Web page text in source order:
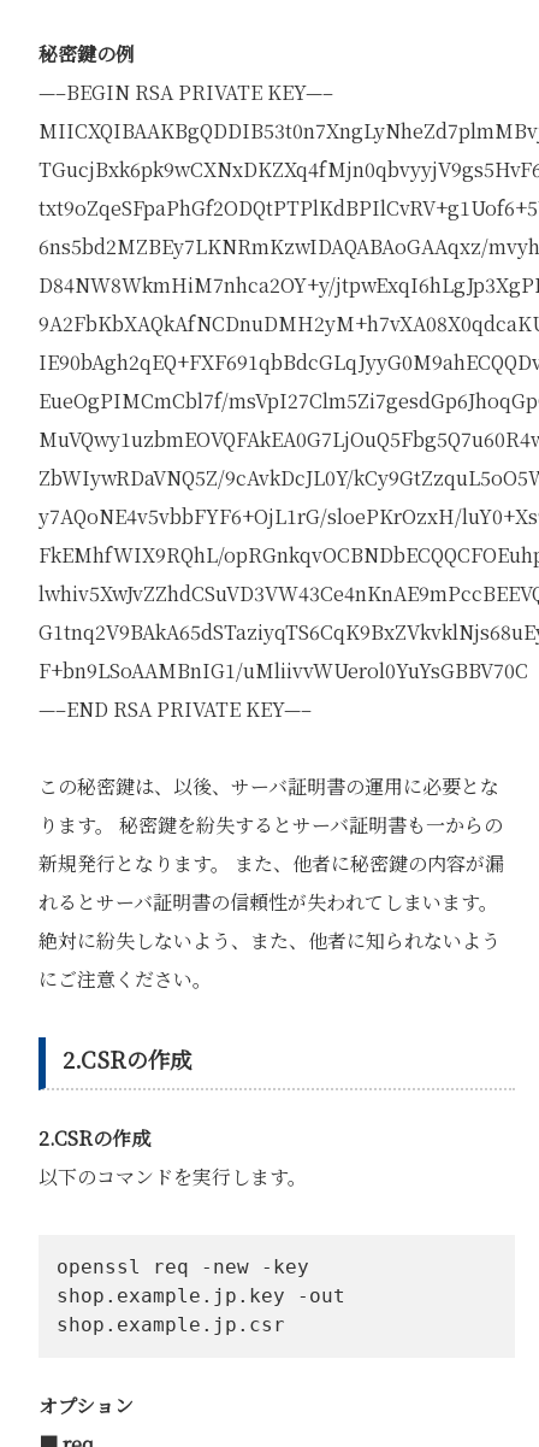
秘密鍵の例
—–BEGIN RSA PRIVATE KEY—–
6ns5bd2MZBEy7LKNRmKzwIDAQABAoGAAqxz/
D84NW8WkmHiM7nhca2OY+y/
EueOgPIMCmCbl7f/
ZbWIywRDaVNQ5Z/9cAvkDcJL0Y/
y7AQoNE4v5vbbFYF6+OjL1rG/sloePKrOzxH/
FkEMhfWIX9RQhL/
F+bn9LSoAAMBnIG1/uMliivvWUerol0YuYsGBBV70C
—–END RSA PRIVATE KEY—–
この秘密鍵は、以後、サーバ証明書の運用に必要とな
ります。 秘密鍵を紛失するとサーバ証明書も一からの
新規発行となります。 また、他者に秘密鍵の内容が漏
れるとサーバ証明書の信頼性が失われてしまいます。
絶対に紛失しないよう、また、他者に知られないよう
にご注意ください。
2.CSRの作成
2.CSRの作成
以下のコマンドを実行します。
openssl req -new -key
shop.example.jp.key -out
shop.example.jp.csr
オプション